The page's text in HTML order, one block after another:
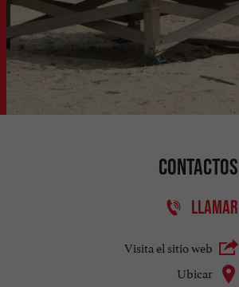
Contactos
LLAMAR
Visita el sitio web
Ubicar